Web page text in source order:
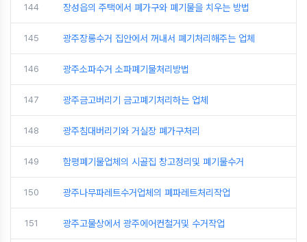
144 장성읍의 주택에서 폐가구와 폐기물을 치우는 방법
145 광주장롱수거 집안에서 꺼내서 폐기처리해주는 업체
146 광주소파수거 소파폐기물처리방법
147 광주금고버리기 금고폐기처리하는 업체
148 광주침대버리기와 거실장 폐가구처리
149 함평폐기물업체의 시골집 창고정리및 폐기물수거
150 광주나무파레트수거업체의 폐파레트처리작업
151 광주고물상에서 광주에어컨철거및 수거작업